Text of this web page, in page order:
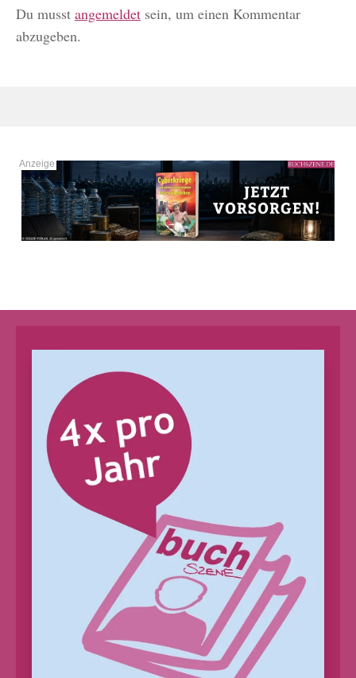
Du musst angemeldet sein, um einen Kommentar
abzugeben.